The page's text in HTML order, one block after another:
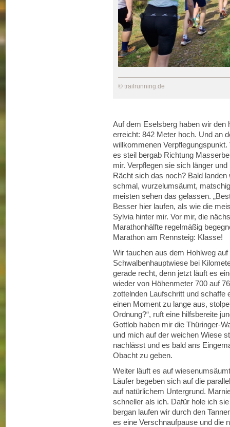
© trailrunning.de
Auf dem Eselsberg haben wir
erreicht: 842 Meter hoch. Und an
willkommenen
es steil bergab Richtung
mir. Verpflegen sie sich länger
Rächt sich das noch? Bald
schmal, wurzelumsäumt,
meisten sehen das gelassen.
Besser hier laufen, als wie die
Sylvia hinter mir. Vor mir, die
Marathonhälfte regelmäßig
Marathon am Rennsteig: Klasse!
Wir tauchen aus dem Hohlweg
Schwalbenhauptwiese bei
gerade recht, denn jetzt läuft es
wieder von Höhenmeter 700 auf
zottelnden Laufschritt und schaffe
einen Moment zu lange aus,
Ordnung?“, ruft eine hilfsbereite
Gottlob haben mir die Thüringer-
und mich auf der weichen Wiese
nachlässt und es bald ans
Obacht zu geben.
Weiter läuft es auf
Läufer begeben sich auf die
auf natürlichem Untergrund.
schneller als ich. Dafür hole ich
bergan laufen wir durch den
es eine Verschnaufpause und die